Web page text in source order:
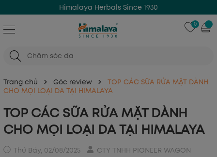
Himalaya Herbals Since 1930
0
Trang chủ Góc review
TOP CÁC SỮA RỬA MẶT DÀNH
CHO MỌI LOẠI DA TẠI HIMALAYA
TOP CÁC SỮA RỬA MẶT DÀNH
CHO MỌI LOẠI DA TẠI HIMALAYA
Thứ Bảy, 02/08/2025 CTY TNHH PIONEER WAGON